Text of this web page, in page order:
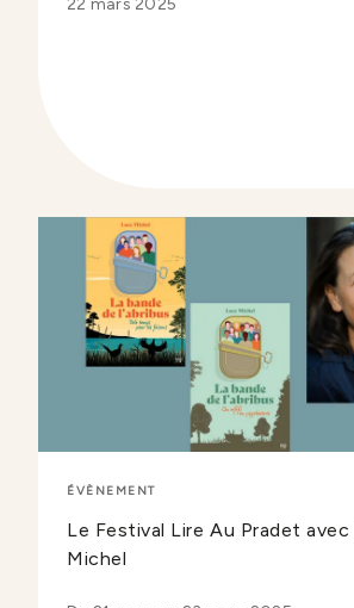
22 mars 2025
ÉVÈNEMENT
Le Festival Lire Au Pradet
Michel